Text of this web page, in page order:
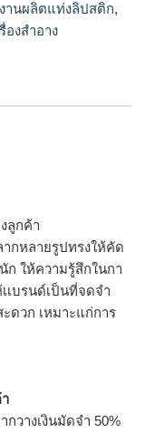
านผลิตแท่งลิปสติก,
องสำอาง
ลูกค้า
ากหลายรูปทรงให้คัด
ก ให้ความรู้สึกในกา
เบรนด์เป็นที่จดจำ
ดวก เหมาะแก่การ
กวางเงินมัดจำ 50%